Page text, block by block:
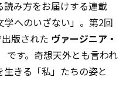
み方をお届けする連載
学へのいざない」。第2回
版された ヴァージニア・
です。奇想天外とも言われ
きる「私」たちの姿と